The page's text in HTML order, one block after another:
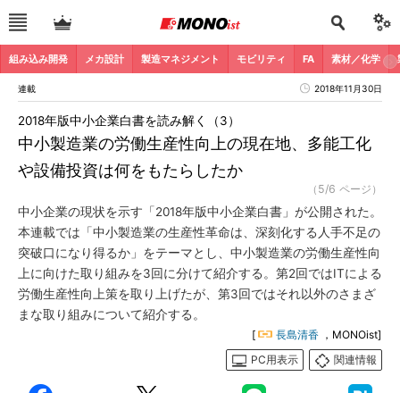
組み込み開発 メカ設計 製造マネジメント モビリティ FA 素材／化学
連載 2018年11月30日
中小製造業の労働生産性向上の現在地、多能工化
や設備投資は何をもたらしたか
2018年版中小企業白書を読み解く（3）
（5/6 ページ）
中小企業の現状を示す「2018年版中小企業白書」が公開された。
本連載では「中小製造業の生産性革命は、深刻化する人手不足の
突破口になり得るか」をテーマとし、中小製造業の労働生産性向
上に向けた取り組みを3回に分けて紹介する。第2回ではITによる
労働生産性向上策を取り上げたが、第3回ではそれ以外のさまざ
まな取り組みについて紹介する。
[ 長島清香 ，MONOist]
PC用表示
関連情報